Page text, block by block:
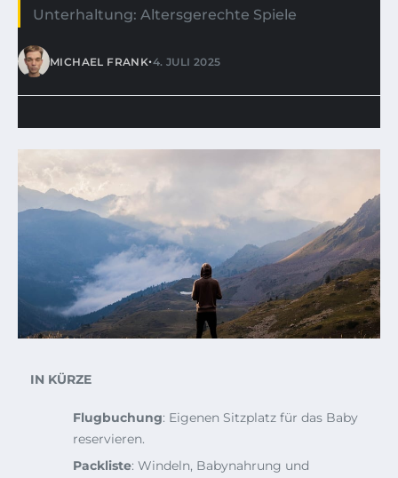
Unterhaltung: Altersgerechte Spiele
MICHAEL FRANK•4. JULI 2025
IN KÜRZE
Flugbuchung: Eigenen Sitzplatz für das Baby
reservieren.
Packliste: Windeln, Babynahrung und